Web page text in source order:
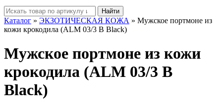
Найти
Каталог » ЭКЗОТИЧЕСКАЯ КОЖА » Мужское портмоне из
кожи крокодила (ALM 03/3 B Black)
Мужское портмоне из кожи
крокодила (ALM 03/3 B
Black)